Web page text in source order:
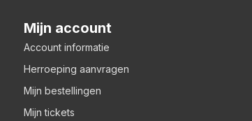
Mijn account
Account informatie
Herroeping aanvragen
Mijn bestellingen
Mijn tickets